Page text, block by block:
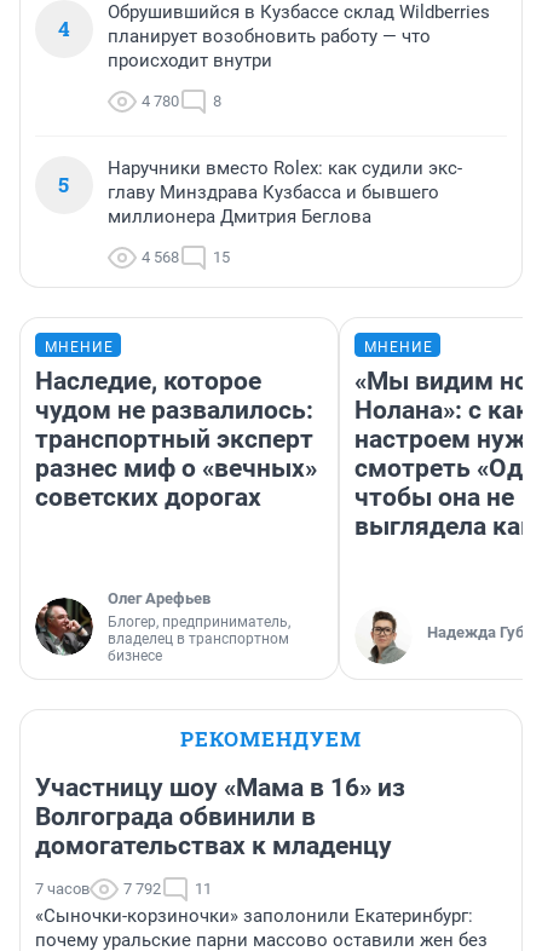
4
Обрушившийся в Кузбассе склад Wildberries
планирует возобновить работу — что
происходит внутри
4 780 8
5
Наручники вместо Rolex: как судили экс-
главу Минздрава Кузбасса и бывшего
миллионера Дмитрия Беглова
4 568 15
МНЕНИЕ
Наследие, которое
чудом не развалилось:
транспортный эксперт
разнес миф о «вечных»
советских дорогах
Олег Арефьев
Блогер, предприниматель,
владелец в транспортном
бизнесе
МНЕНИЕ
«Мы видим
Нолана»: с
настроем
смотреть
чтобы она не
выглядела как
Надежда
РЕКОМЕНДУЕМ
Участницу шоу «Мама в 16» из
Волгограда обвинили в
домогательствах к младенцу
7 часов 7 792 11
«Сыночки-корзиночки» заполонили Екатеринбург:
почему уральские парни массово оставили жен без